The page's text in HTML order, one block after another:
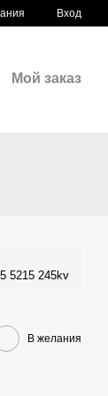
Вход
Мой заказ
5215 245kv
В желания